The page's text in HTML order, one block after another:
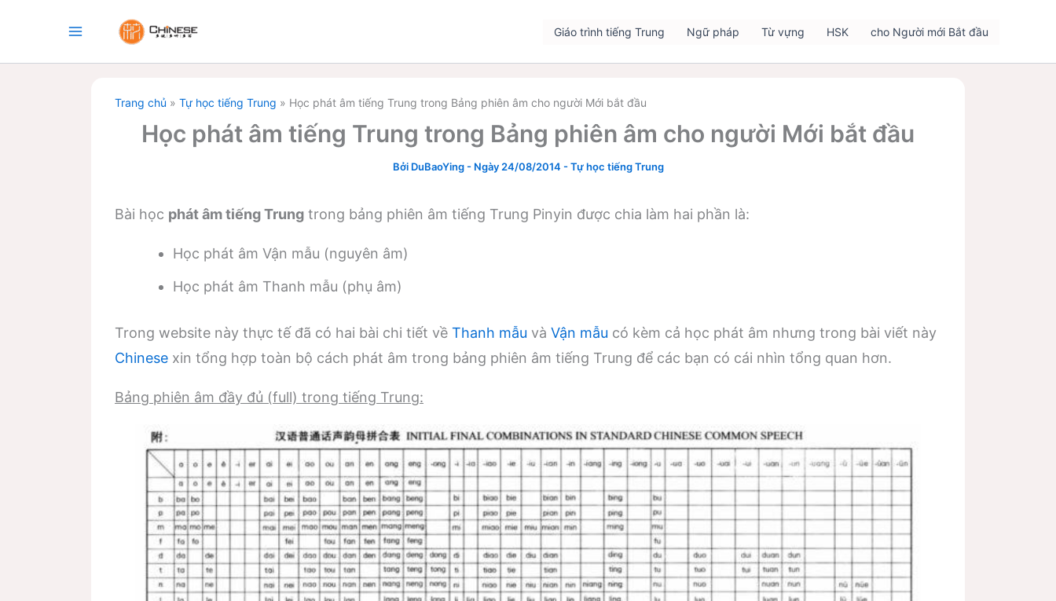
nội
Giáo trình tiếng Trung Ngữ pháp Từ vựng HSK cho Người mới Bắt đầu
Trang chủ » Tự học tiếng Trung » Học phát âm tiếng Trung trong Bảng phiên âm cho người Mới bắt đầu
Học phát âm tiếng Trung trong Bảng phiên âm cho người Mới bắt đầu
Bởi DuBaoYing- Ngày 24/08/2014 -Tự học tiếng Trung
Bài học phát âm tiếng Trung trong bảng phiên âm tiếng Trung Pinyin được chia làm hai phần là:
Học phát âm Vận mẫu (nguyên âm)
Học phát âm Thanh mẫu (phụ âm)
Trong website này thực tế đã có hai bài chi tiết về Thanh mẫu và Vận mẫu có kèm cả học phát âm nhưng trong bài viết này
Chinese xin tổng hợp toàn bộ cách phát âm trong bảng phiên âm tiếng Trung để các bạn có cái nhìn tổng quan hơn.
Bảng phiên âm đầy đủ (full) trong tiếng Trung: